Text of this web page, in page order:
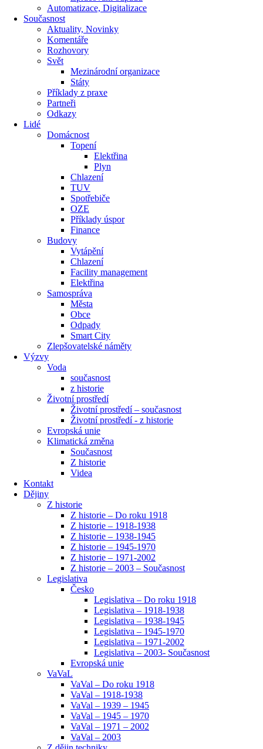
Automatizace, Digitalizace
Současnost
Aktuality, Novinky
Komentáře
Rozhovory
Svět
Mezinárodní organizace
Státy
Příklady z praxe
Partneři
Odkazy
Lidé
Domácnost
Topení
Elektřina
Plyn
Chlazení
TUV
Spotřebiče
OZE
Příklady úspor
Finance
Budovy
Vytápění
Chlazení
Facility management
Elektřina
Samospráva
Města
Obce
Odpady
Smart City
Zlepšovatelské náměty
Výzvy
Voda
současnost
z historie
Životní prostředí
Životní prostředí – současnost
Životní prostředí ​- z historie
Evropská unie
Klimatická změna
Současnost
Z historie
Videa
Kontakt
Dějiny
Z historie
Z historie – Do roku 1918
Z historie – 1918-1938
Z historie – 1938-1945
Z historie – 1945-1970
Z historie – 1971-2002
Z historie – 2003 – Současnost
Legislativa
Česko
Legislativa – Do roku 1918
Legislativa – 1918-1938
Legislativa – 1938-1945
Legislativa – 1945-1970
Legislativa – 1971-2002
Legislativa – 2003- Současnost
Evropská unie
VaVaL
VaVal – Do roku 1918
VaVal – 1918-1938
VaVal – 1939 – 1945
VaVal – 1945 – 1970
VaVal – 1971 – 2002
VaVal – 2003